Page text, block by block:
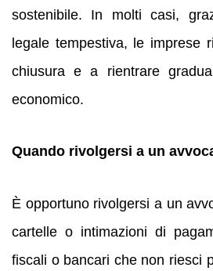
sostenibile. In molti casi,
legale tempestiva, le imprese
chiusura e a rientrare
economico.
Quando rivolgersi a un
È opportuno rivolgersi a un
cartelle o intimazioni di
fiscali o bancari che non riesci